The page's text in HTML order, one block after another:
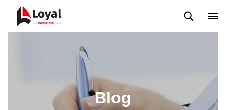
Blog